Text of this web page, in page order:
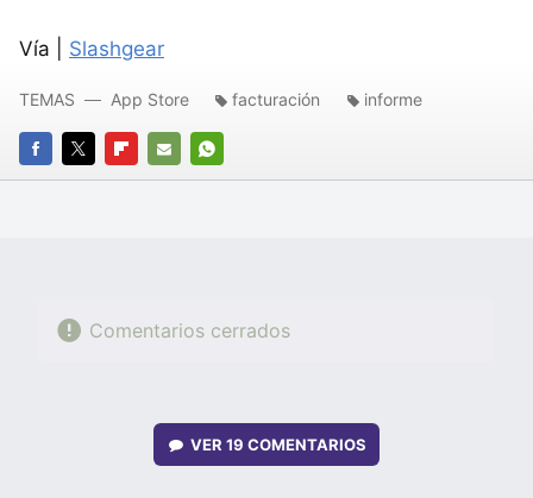
Vía | Slashgear
FACEBOOK
TWITTERFLIPBOARD
E-
WHATSAPP
TEMAS App Store facturación informe
Comentarios cerrados
VER 19 COMENTARIOS